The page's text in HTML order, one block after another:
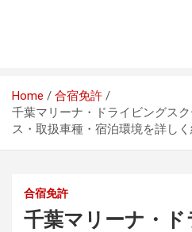
Home
合宿免許
千葉マリーナ・ドライビングス
ス・取扱車種・宿泊環境を詳し
合宿免許
千葉マリーナ・